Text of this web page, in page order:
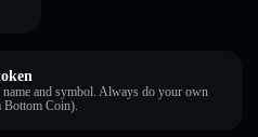
name and symbol. Always do your own
Bottom Coin).